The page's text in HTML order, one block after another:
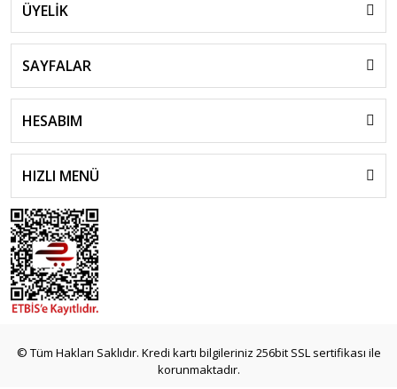
ÜYELİK
SAYFALAR
HESABIM
HIZLI MENÜ
© Tüm Hakları Saklıdır. Kredi kartı bilgileriniz 256bit SSL sertifikası ile
korunmaktadır.